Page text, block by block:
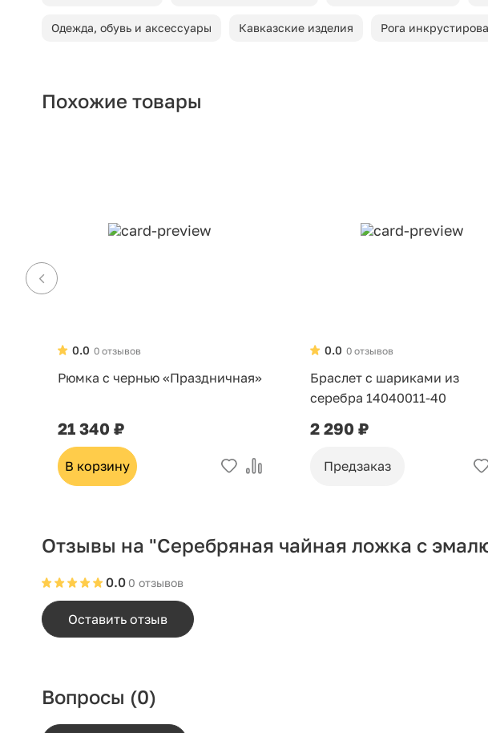
Одежда, обувь и аксессуары Кавказские изделия Рога
Похожие товары
0 отзывов
0.0
Рюмка с чернью «Праздничная»
21 340 ₽
В корзину
0 отзывов
0.0
Браслет с шариками из
серебра 14040011-40
2 290 ₽
Предзаказ
Отзывы на "Серебряная чайная ложка с
0 отзывов
0.0
Оставить отзыв
Вопросы (0)